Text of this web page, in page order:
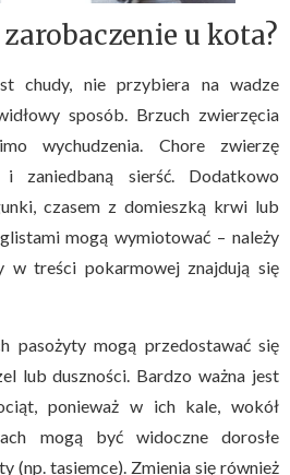
u kota?
chudy, nie przybiera na wadze
sposób. Brzuch zwierzęcia
wychudzenia. Chore zwierzę
zaniedbaną sierść. Dodatkowo
czasem z domieszką krwi lub
mogą wymiotować – należy
w treści pokarmowej znajdują się
pasożyty mogą przedostawać się
lub duszności. Bardzo ważna jest
ponieważ w ich kale, wokół
mogą być widoczne dorosłe
(np. tasiemce). Zmienia się również